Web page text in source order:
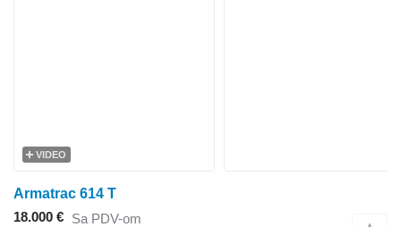
VIDEO
Armatrac 614 T
18.000 € Sa PDV-om